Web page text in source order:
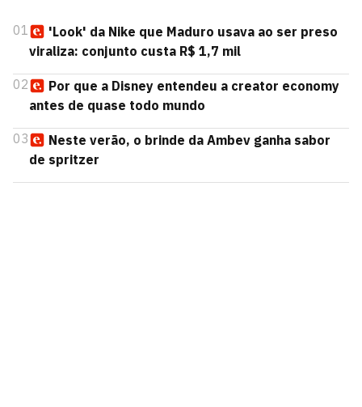
01
'Look' da Nike que Maduro usava ao ser preso
viraliza: conjunto custa R$ 1,7 mil
02
Por que a Disney entendeu a creator economy
antes de quase todo mundo
03
Neste verão, o brinde da Ambev ganha sabor
de spritzer